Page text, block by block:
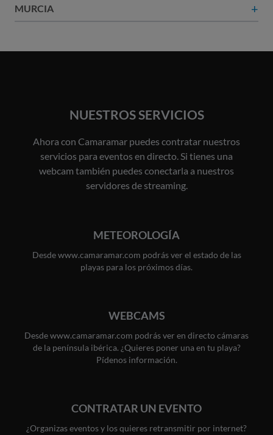
MURCIA +
NUESTROS SERVICIOS
Ahora con Camaramar puedes contratar nuestros
servicios para eventos en directo. Si tienes una
webcam también puedes conectarla a nuestros
servidores de streaming.
METEOROLOGÍA
Desde www.camaramar.com podrás ver el estado de las
playas para los próximos días.
WEBCAMS
Desde www.camaramar.com podrás ver en directo cámaras
de la península ibérica. ¿Quieres poner una en tu playa?
Pídenos información.
CONTRATAR UN EVENTO
¿Organizas eventos y los quieres retransmitir por internet?